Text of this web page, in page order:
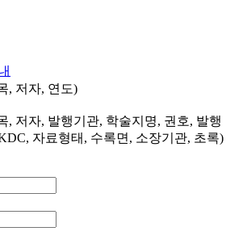
, 저자, 연도)
, 저자, 발행기관, 학술지명, 권호, 발행
자료형태, 수록면, 소장기관, 초록)